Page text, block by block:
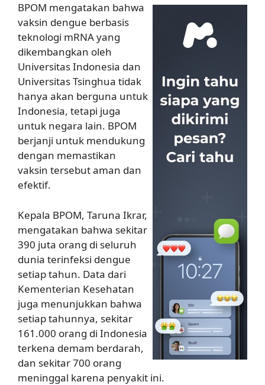
BPOM mengatakan bahwa
vaksin dengue berbasis
teknologi mRNA yang
dikembangkan oleh
Universitas Indonesia dan
Universitas Tsinghua tidak
hanya akan berguna untuk
Indonesia, tetapi juga
untuk negara lain. BPOM
berjanji untuk mendukung
dengan memastikan
vaksin tersebut aman dan
efektif.
Kepala BPOM, Taruna Ikrar,
mengatakan bahwa sekitar
390 juta orang di seluruh
dunia terinfeksi dengue
setiap tahun. Data dari
Kementerian Kesehatan
juga menunjukkan bahwa
setiap tahunnya, sekitar
161.000 orang di Indonesia
terkena demam berdarah,
dan sekitar 700 orang
meninggal karena penyakit ini.